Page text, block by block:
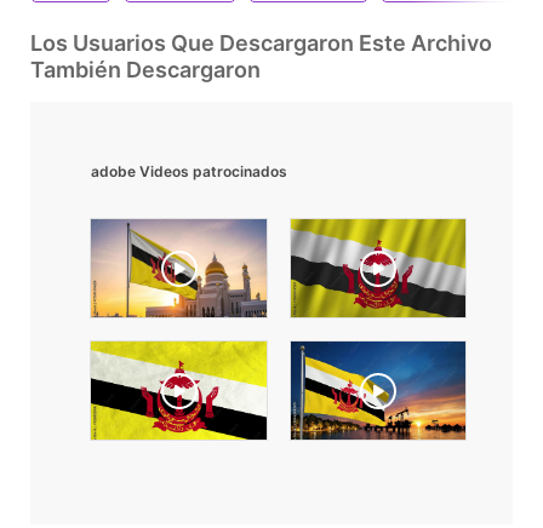
Los Usuarios Que Descargaron Este Archivo
También Descargaron
adobe Videos patrocinados